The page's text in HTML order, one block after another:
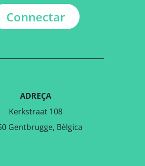
Connectar
ADREÇA
Kerkstraat 108
Gentbrugge, Bèlgica